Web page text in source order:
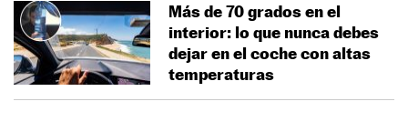
Más de 70 grados en el
interior: lo que nunca debes
dejar en el coche con altas
temperaturas